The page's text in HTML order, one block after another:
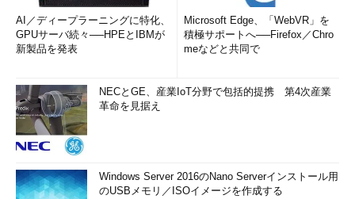
AI／ディープラーニングに特化、
GPUサーバ続々──HPEとIBMが
新製品を発表
Microsoft Edge、「WebVR」を
積極サポートへ──Firefox／Chro
meなどと共同で
NECとGE、産業IoT分野で包括的提携 第4次産業
革命を見据え
Windows Server 2016のNano Serverインストール用
のUSBメモリ／ISOイメージを作成する